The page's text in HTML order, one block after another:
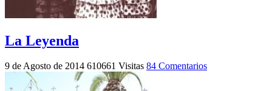
La Leyenda
9 de Agosto de 2014 610661 Visitas 84 Comentarios